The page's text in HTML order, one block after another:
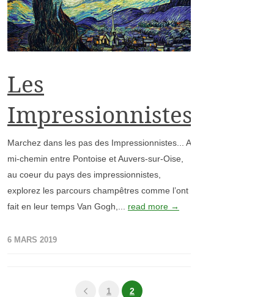
Les
Impressionnistes
Marchez dans les pas des Impressionnistes... A
mi-chemin entre Pontoise et Auvers-sur-Oise,
au coeur du pays des impressionnistes,
explorez les parcours champêtres comme l’ont
fait en leur temps Van Gogh,... read more →
6 MARS 2019
1 2